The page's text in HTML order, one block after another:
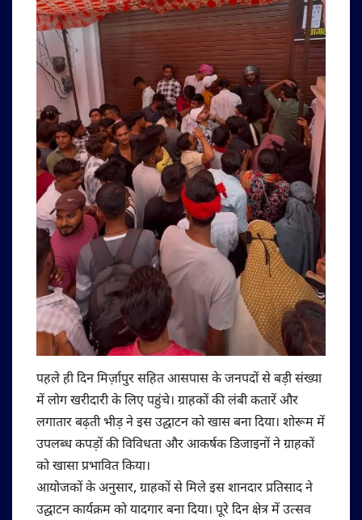
पहले ही दिन मिर्ज़ापुर सहित आसपास के जनपदों से बड़ी संख्या
में लोग खरीदारी के लिए पहुंचे। ग्राहकों की लंबी कतारें और
लगातार बढ़ती भीड़ ने इस उद्घाटन को खास बना दिया। शोरूम में
उपलब्ध कपड़ों की विविधता और आकर्षक डिजाइनों ने ग्राहकों
को खासा प्रभावित किया।
आयोजकों के अनुसार, ग्राहकों से मिले इस शानदार प्रतिसाद ने
उद्घाटन कार्यक्रम को यादगार बना दिया। पूरे दिन क्षेत्र में उत्सव